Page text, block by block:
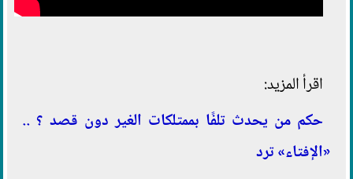
اقرأ المزيد:
حكم من يحدث تلفًا بممتلكات الغير دون قصد ؟ ..
«الإفتاء» ترد